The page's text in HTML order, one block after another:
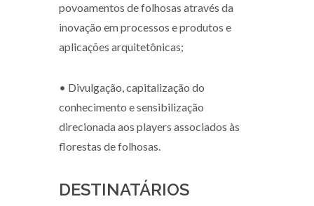
povoamentos de folhosas através da
inovação em processos e produtos e
aplicações arquitetônicas;
• Divulgação, capitalização do
conhecimento e sensibilização
direcionada aos players associados às
florestas de folhosas.
DESTINATÁRIOS